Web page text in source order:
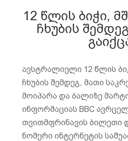
12 წლის ბიჭი,
ჩხუბის
ავსტრალიელი 12 წლის
ჩხუბის შემდეგ, მათი
მოიპარა და ბალიზე
ინფორმაციას BBC
თვითმფრინავის ბილეთი
ნომერი ინტერნეტის